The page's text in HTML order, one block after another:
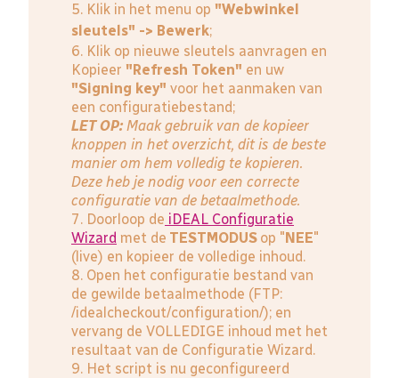
5. Klik in het menu op "Webwinkel
sleutels" -> Bewerk;
6. Klik op nieuwe sleutels aanvragen en
Kopieer "Refresh Token" en uw
"Signing key" voor het aanmaken van
een configuratiebestand;
LET OP: Maak gebruik van de kopieer
knoppen in het overzicht, dit is de beste
manier om hem volledig te kopieren.
Deze heb je nodig voor een correcte
configuratie van de betaalmethode.
7. Doorloop de iDEAL Configuratie
Wizard met de TESTMODUS op " NEE"
(live) en kopieer de volledige inhoud.
8. Open het configuratie bestand van
de gewilde betaalmethode (FTP:
/idealcheckout/configuration/); en
vervang de VOLLEDIGE inhoud met het
resultaat van de Configuratie Wizard.
9. Het script is nu geconfigureerd